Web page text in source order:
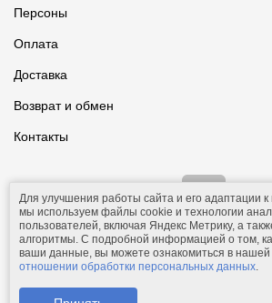
Персоны
Оплата
Доставка
Возврат и обмен
Контакты
© 2011-2026.Comfolio.ru— интернет-магазин
для дома.
Для улучшения работы сайта и его адаптации
мы используем файлы cookie и технологии
пользователей, включая Яндекс Метрику, а
алгоритмы. С подробной информацией о том,
ваши данные, вы можете ознакомиться в нашей
отношении обработки персональных данных.